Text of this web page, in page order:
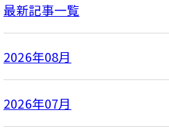
最新記事一覧
2026年08月
2026年07月